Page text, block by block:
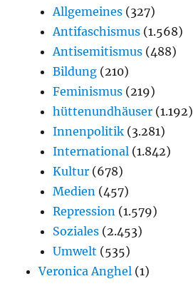
Allgemeines (327)
Antifaschismus (1.568)
Antisemitismus (488)
Bildung (210)
Feminismus (219)
hüttenundhäuser (1.192)
Innenpolitik (3.281)
International (1.842)
Kultur (678)
Medien (457)
Repression (1.579)
Soziales (2.453)
Umwelt (535)
Veronica Anghel (1)